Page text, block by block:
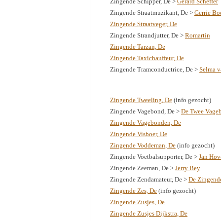
Zingende Straatmuzikant, De > Gerrie
Zingende Straatveger, De
Zingende Strandjutter, De > Romartin
Zingende Tarzan, De
Zingende Taxichauffeur, De
Zingende Tramconductrice, De > Selma
Zingende Tweeling, De (info gezocht)
Zingende Vagebond, De > De Twee
Zingende Vagebonden, De
Zingende Visboer, De
Zingende Voddeman, De (info gezocht)
Zingende Voetbalsupporter, De > Jan
Zingende Zeeman, De > Jerry Bey
Zingende Zendamateur, De > De
Zingende Zes, De (info gezocht)
Zingende Zusjes, De
Zingende Zusjes Dijkstra, De